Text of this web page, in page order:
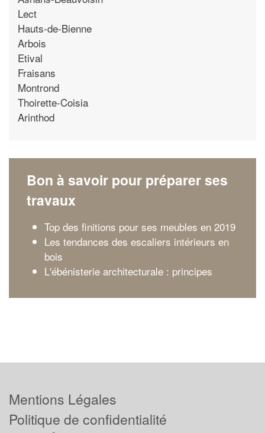
Lect
Hauts-de-Bienne
Arbois
Etival
Fraisans
Montrond
Thoirette-Coisia
Arinthod
Bon à savoir pour préparer ses
travaux
Top des finitions pour ses meubles en 2019
Les tendances des escaliers intérieurs en
bois
L'ébénisterie architecturale : principes
Mentions Légales
Politique de confidentialité